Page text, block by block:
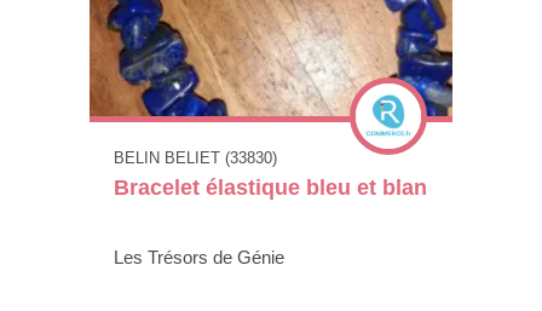
BELIN BELIET (33830)
Bracelet élastique bleu et blan
Les Trésors de Génie